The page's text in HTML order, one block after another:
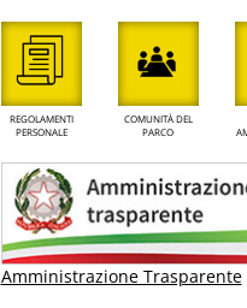
REGOLAMENTI
PERSONALE
COMUNITÀ DEL
PARCO
Amministrazione Trasparente